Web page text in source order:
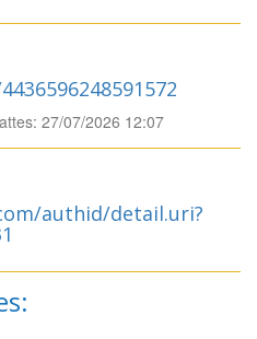
27/07/2026 12:07
authid/detail.uri?